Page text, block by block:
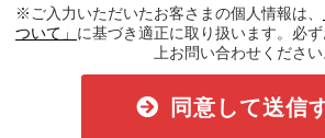
※ご入力いただいたお客さまの個人情報は、
ついて」 に基づき適正に取り扱います。必
上お問い合わせください
同意して送信